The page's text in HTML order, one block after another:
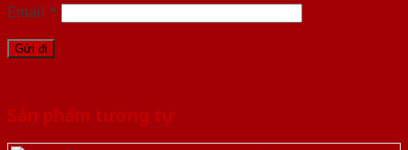
Email *
Sản phẩm tương tự